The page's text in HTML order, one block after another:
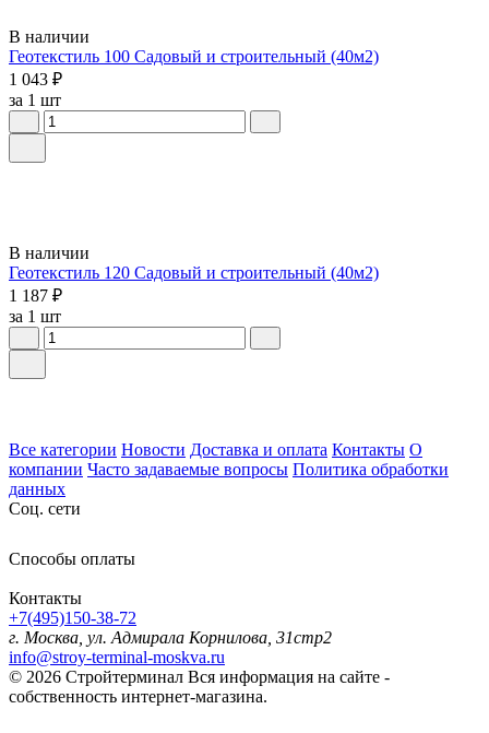
В наличии
Геотекстиль 100 Садовый и строительный (40м2)
1 043 ₽
за 1 шт
В наличии
Геотекстиль 120 Садовый и строительный (40м2)
1 187 ₽
за 1 шт
Все категории Новости Доставка и оплата Контакты О
компании Часто задаваемые вопросы Политика обработки
данных
Соц. сети
Способы оплаты
Контакты
+7(495)150-38-72
г. Москва, ул. Адмирала Корнилова, 31стр2
info@stroy-terminal-moskva.ru
© 2026 Стройтерминал Вся информация на сайте -
собственность интернет-магазина.